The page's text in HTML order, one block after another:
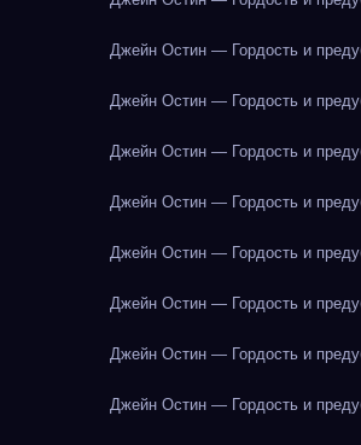
Джейн Остин — Гордость и
Джейн Остин — Гордость и
Джейн Остин — Гордость и
Джейн Остин — Гордость и
Джейн Остин — Гордость и
Джейн Остин — Гордость и
Джейн Остин — Гордость и
Джейн Остин — Гордость и